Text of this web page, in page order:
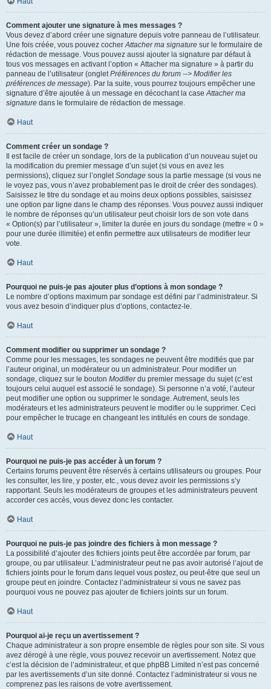
Comment ajouter une signature à mes messages ?
Vous devez d’abord créer une signature depuis votre panneau de l’utilisateur.
Une fois créée, vous pouvez cocherAttacher ma signature sur le formulaire de
rédaction de message. Vous pouvez aussi ajouter la signature par défaut à
tous vos messages en activant l’option « Attacher ma signature » à partir du
panneau de l’utilisateur (ongletPréférences du forum --> Modifier les
préférences de message). Par la suite, vous pourrez toujours empêcher une
signature d’être ajoutée à un message en décochant la caseAttacher ma
signature dans le formulaire de rédaction de message.
Haut
Comment créer un sondage ?
Il est facile de créer un sondage, lors de la publication d’un nouveau sujet ou
la modification du premier message d’un sujet (si vous en avez les
permissions), cliquez sur l’ongletSondage sous la partie message (si vous ne
le voyez pas, vous n’avez probablement pas le droit de créer des sondages).
Saisissez le titre du sondage et au moins deux options possibles, saisissez
une option par ligne dans le champ des réponses. Vous pouvez aussi indiquer
le nombre de réponses qu’un utilisateur peut choisir lors de son vote dans
« Option(s) par l’utilisateur », limiter la durée en jours du sondage (mettre « 0 »
pour une durée illimitée) et enfin permettre aux utilisateurs de modifier leur
vote.
Haut
Pourquoi ne puis-je pas ajouter plus d’options à mon sondage ?
Le nombre d’options maximum par sondage est défini par l’administrateur. Si
vous avez besoin d’indiquer plus d’options, contactez-le.
Haut
Comment modifier ou supprimer un sondage ?
Comme pour les messages, les sondages ne peuvent être modifiés que par
l’auteur original, un modérateur ou un administrateur. Pour modifier un
sondage, cliquez sur le bouton Modifierdu premier message du sujet (c’est
toujours celui auquel est associé le sondage). Si personne n’a voté, l’auteur
peut modifier une option ou supprimer le sondage. Autrement, seuls les
modérateurs et les administrateurs peuvent le modifier ou le supprimer. Ceci
pour empêcher le trucage en changeant les intitulés en cours de sondage.
Haut
Pourquoi ne puis-je pas accéder à un forum ?
Certains forums peuvent être réservés à certains utilisateurs ou groupes. Pour
les consulter, les lire, y poster, etc., vous devez avoir les permissions s’y
rapportant. Seuls les modérateurs de groupes et les administrateurs peuvent
accorder ces accès, vous devez donc les contacter.
Haut
Pourquoi ne puis-je pas joindre des fichiers à mon message ?
La possibilité d’ajouter des fichiers joints peut être accordée par forum, par
groupe, ou par utilisateur. L’administrateur peut ne pas avoir autorisé l’ajout de
fichiers joints pour le forum dans lequel vous postez, ou peut-être que seul un
groupe peut en joindre. Contactez l’administrateur si vous ne savez pas
pourquoi vous ne pouvez pas ajouter de fichiers joints sur un forum.
Haut
Pourquoi ai-je reçu un avertissement ?
Chaque administrateur a son propre ensemble de règles pour son site. Si vous
avez dérogé à une règle, vous pouvez recevoir un avertissement. Notez que
c’est la décision de l’administrateur, et que phpBB Limited n’est pas concerné
par les avertissements d’un site donné. Contactez l’administrateur si vous ne
comprenez pas les raisons de votre avertissement.